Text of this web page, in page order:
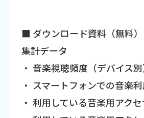
■ ダウンロード資料（無料
集計データ
・ 音楽視聴頻度（デバイス別
・ スマートフォンでの音楽
・ 利用している音楽用アク